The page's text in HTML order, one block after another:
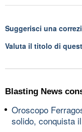
Suggerisci una
Valuta il titolo di
Blasting News
Oroscopo
solido, conquista